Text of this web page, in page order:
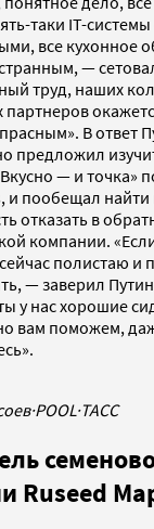
таки IT-системы
все кухонное
—
труд, наших
партнеров
В ответ
предложил
— и точка»
и пообещал найти
отказать в
компании.
полистаю и
— заверил
у нас хорошие
вам поможем,
·POOL·ТАСС
Ruseed